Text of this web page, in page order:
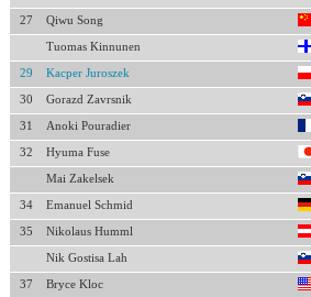
27 Qiwu Song
Tuomas Kinnunen
29 Kacper Juroszek
30 Gorazd Zavrsnik
31 Anoki Pouradier
32 Hyuma Fuse
Mai Zakelsek
34 Emanuel Schmid
35 Nikolaus Humml
Nik Gostisa Lah
37 Bryce Kloc